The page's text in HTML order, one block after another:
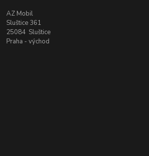
AZ Mobil
Sluštice 361
25084 Sluštice
Praha - východ